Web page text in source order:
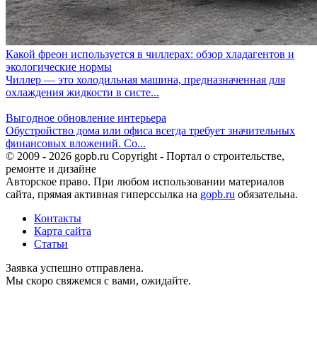
Какой фреон используется в чиллерах: обзор хладагентов и
экологические нормы
Чиллер — это холодильная машина, предназначенная для
охлаждения жидкости в систе...
Выгодное обновление интерьера
Обустройство дома или офиса всегда требует значительных
финансовых вложений. Со...
© 2009 - 2026 gopb.ru Copyright - Портал о строительстве,
ремонте и дизайне
Авторское право. При любом использовании материалов
сайта, прямая активная гиперссылка на gopb.ru обязательна.
Контакты
Карта сайта
Статьи
Заявка успешно отправлена.
Мы скоро свяжемся с вами, ожидайте.